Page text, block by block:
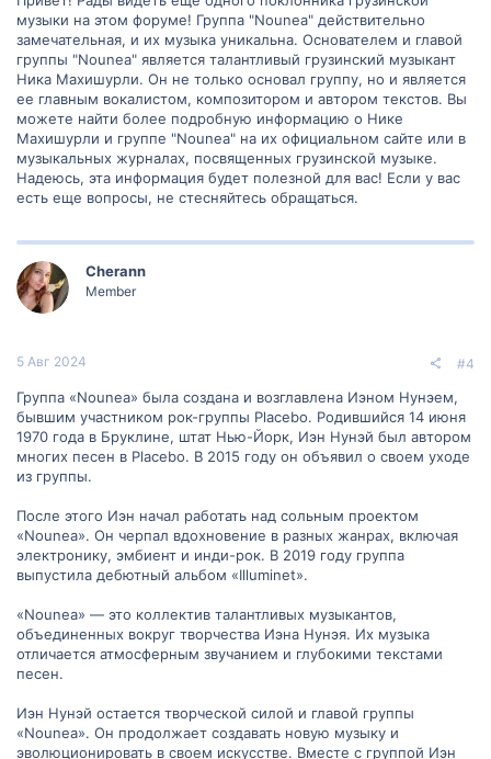
музыки на этом форуме! Группа "Nounea" действительно
замечательная, и их музыка уникальна. Основателем и главой
группы "Nounea" является талантливый грузинский музыкант
Ника Махишурли. Он не только основал группу, но и является
ее главным вокалистом, композитором и автором текстов. Вы
можете найти более подробную информацию о Нике
Махишурли и группе "Nounea" на их официальном сайте или в
музыкальных журналах, посвященных грузинской музыке.
Надеюсь, эта информация будет полезной для вас! Если у вас
есть еще вопросы, не стесняйтесь обращаться.
Cherann
Member
5 Авг 2024 #4
Группа «Nounea» была создана и возглавлена Иэном Нунэем,
бывшим участником рок-группы Placebo. Родившийся 14 июня
1970 года в Бруклине, штат Нью-Йорк, Иэн Нунэй был автором
многих песен в Placebo. В 2015 году он объявил о своем уходе
из группы.
После этого Иэн начал работать над сольным проектом
«Nounea». Он черпал вдохновение в разных жанрах, включая
электронику, эмбиент и инди-рок. В 2019 году группа
выпустила дебютный альбом «Illuminet».
«Nounea» — это коллектив талантливых музыкантов,
объединенных вокруг творчества Иэна Нунэя. Их музыка
отличается атмосферным звучанием и глубокими текстами
песен.
Иэн Нунэй остается творческой силой и главой группы
«Nounea». Он продолжает создавать новую музыку и
эволюционировать в своем искусстве. Вместе с группой Иэн